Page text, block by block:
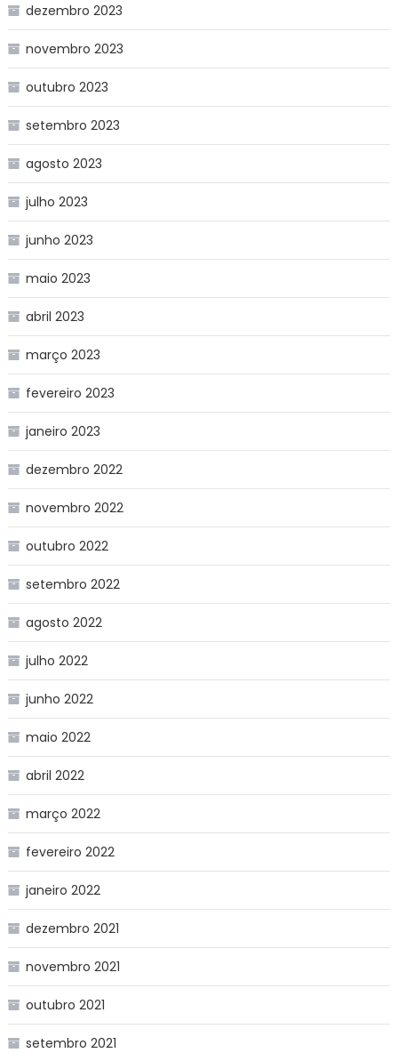
dezembro 2023
novembro 2023
outubro 2023
setembro 2023
agosto 2023
julho 2023
junho 2023
maio 2023
abril 2023
março 2023
fevereiro 2023
janeiro 2023
dezembro 2022
novembro 2022
outubro 2022
setembro 2022
agosto 2022
julho 2022
junho 2022
maio 2022
abril 2022
março 2022
fevereiro 2022
janeiro 2022
dezembro 2021
novembro 2021
outubro 2021
setembro 2021